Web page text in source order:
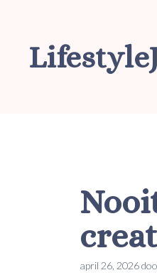
inhoud
april 26, 2026